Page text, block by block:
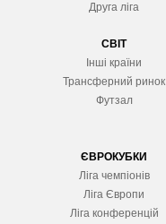
Друга ліга
СВІТ
Інші країни
Трансферний ринок
Футзал
ЄВРОКУБКИ
Ліга чемпіонів
Ліга Європи
Ліга конференцій